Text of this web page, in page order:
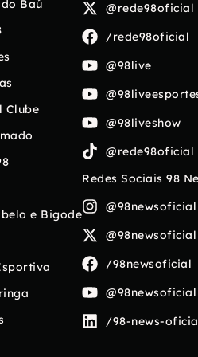
Baú
Clube
e Bigode
@rede98oficial
/rede98oficial
@98live
@98liveshow
@rede98oficial
Redes Sociais 98
@98newsoficial
@98newsoficial
/98newsoficial
@98newsoficial
/98-news-